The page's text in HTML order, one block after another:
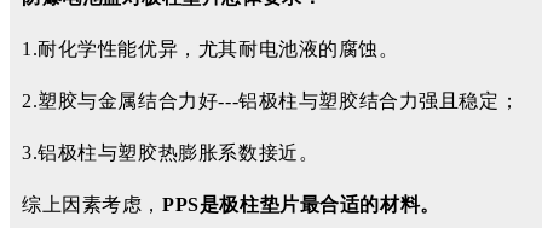
1.耐化学性能优异，尤其耐电池液的腐蚀。
2.塑胶与金属结合力好---铝极柱与塑胶结合力强且稳定；
3.铝极柱与塑胶热膨胀系数接近。
综上因素考虑，PPS是极柱垫片最合适的材料。